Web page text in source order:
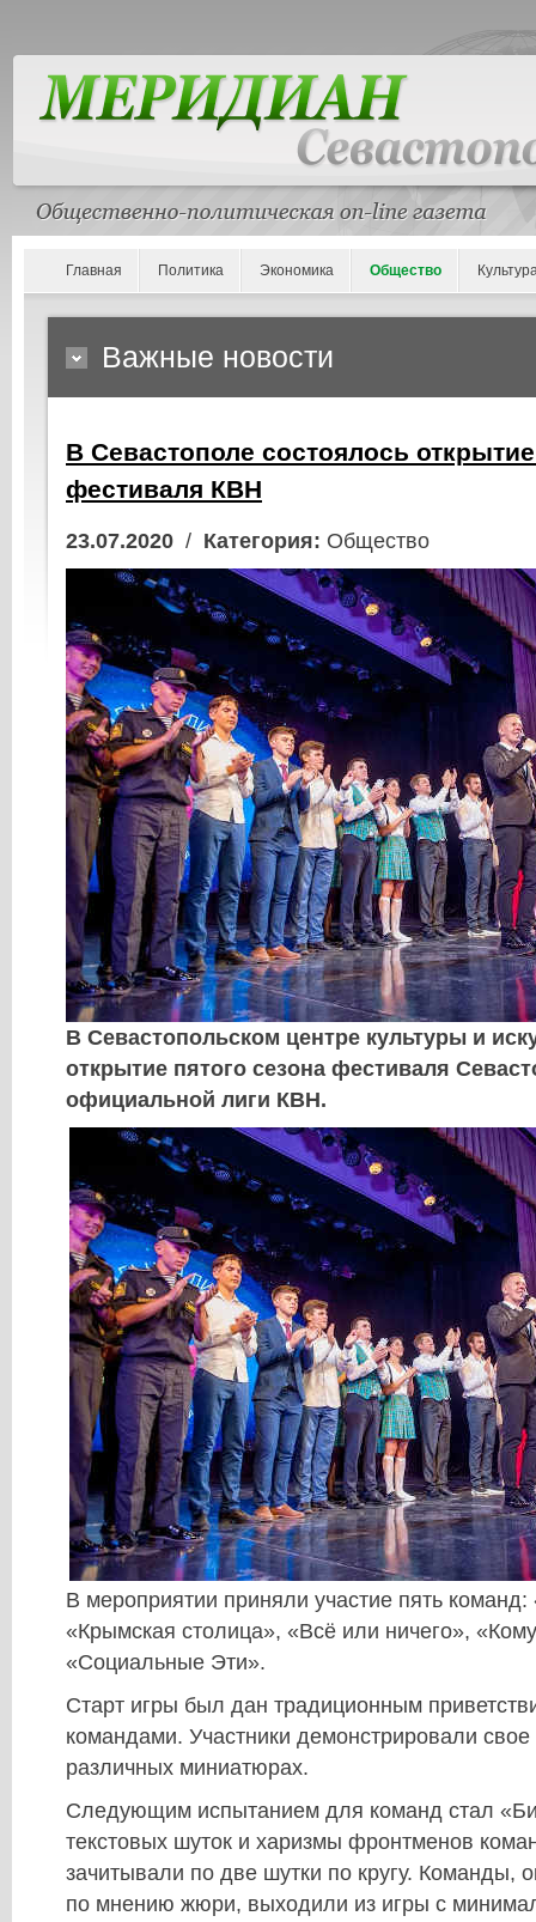
Главная Политика Экономика Общество
Важные новости
В Севастополе состоялось
фестиваля КВН
23.07.2020 / Категория: Общество
В Севастопольском центре культуры и
открытие пятого сезона фестиваля
официальной лиги КВН.
В мероприятии приняли участие пять
«Крымская столица», «Всё или ничего»,
«Социальные Эти».
Старт игры был дан традиционным
командами. Участники демонстрировали
различных миниатюрах.
Следующим испытанием для команд стал
текстовых шуток и харизмы фронтменов
зачитывали по две шутки по кругу. Команды,
по мнению жюри, выходили из игры с